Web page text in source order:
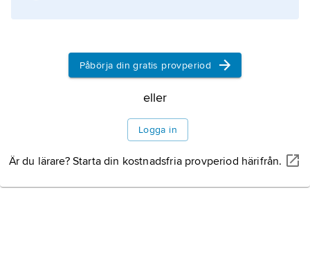
Påbörja din gratis provperiod
eller
Logga in
Är du lärare? Starta din kostnadsfria provperiod härifrån.